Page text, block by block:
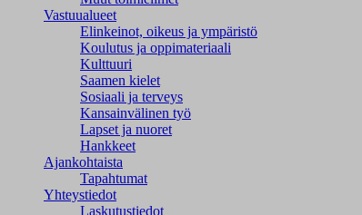
Vastuualueet
Elinkeinot, oikeus ja ympäristö
Koulutus ja oppimateriaali
Kulttuuri
Saamen kielet
Sosiaali ja terveys
Kansainvälinen työ
Lapset ja nuoret
Hankkeet
Ajankohtaista
Tapahtumat
Yhteystiedot
Laskutustiedot